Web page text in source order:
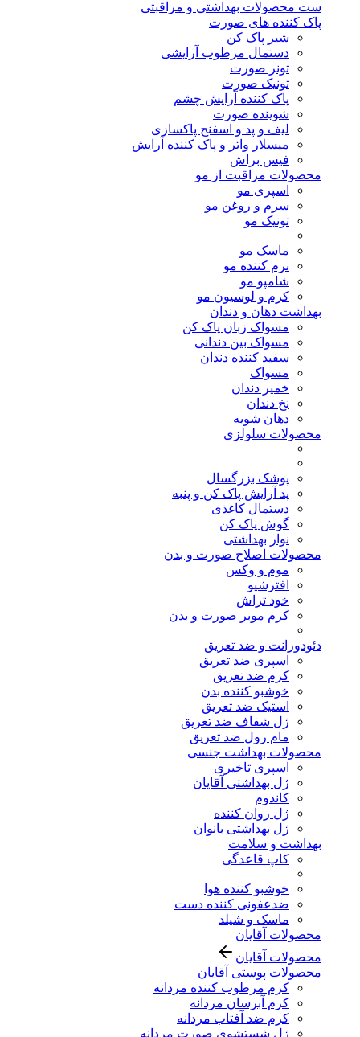
ست محصولات بهداشتی و مراقبتی
پاک کننده های صورت
شیر پاک کن
دستمال مرطوب آرایشی
تونر صورت
تونیک صورت
پاک کننده آرایش چشم
شوینده صورت
لیف و پد و اسفنج پاکسازی
میسلار واتر و پاک کننده آرایش
فیس براش
محصولات مراقبت از مو
اسپری مو
سرم و روغن مو
تونیک مو
ماسک مو
نرم کننده مو
شامپو مو
کرم و لوسیون مو
بهداشت دهان و دندان
مسواک زبان پاک کن
مسواک بین دندانی
سفید کننده دندان
مسواک
خمیر دندان
نخ دندان
دهان شویه
محصولات سلولزی
پوشک بزرگسال
پد آرایش پاک کن و پنبه
دستمال کاغذی
گوش پاک کن
نوار بهداشتی
محصولات اصلاح صورت و بدن
موم و وکس
افترشیو
خود تراش
کرم موبر صورت و بدن
دئودورانت و ضد تعریق
اسپری ضد تعریق
کرم ضد تعریق
خوشبو کننده بدن
استیک ضد تعریق
ژل شفاف ضد تعریق
مام رول ضد تعریق
محصولات بهداشت جنسی
اسپری تاخیری
ژل بهداشتی آقایان
کاندوم
ژل روان کننده
ژل بهداشتی بانوان
بهداشت و سلامت
کاپ قاعدگی
خوشبو کننده هوا
ضدعفونی کننده دست
ماسک و شیلد
محصولات آقایان
محصولات آقایان
محصولات پوستی آقایان
کرم مرطوب کننده مردانه
کرم آبرسان مردانه
کرم ضد آفتاب مردانه
ژل شستشوی صورت مردانه